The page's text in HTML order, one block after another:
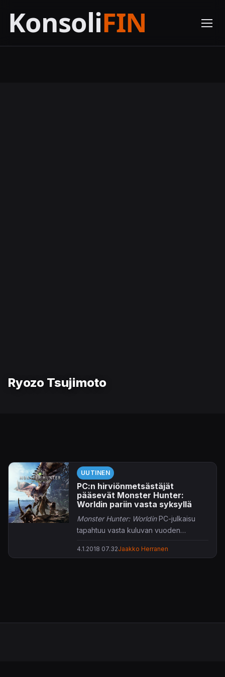
Ryozo Tsujimoto
UUTINEN
PC:n hirviönmetsästäjät
pääsevät Monster Hunter:
Worldin pariin vasta syksyllä
Monster Hunter: WorldinPC-julkaisu
tapahtuu vasta kuluvan vuoden
jaetussavideotervehdyksessään
4.1.2018 07.32Jaakko Herranen